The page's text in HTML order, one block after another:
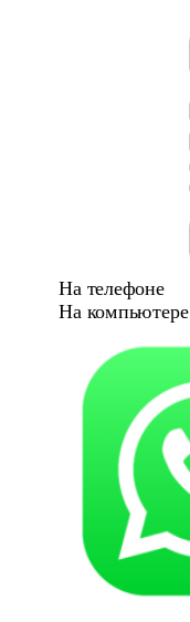
На телефоне
На компьютере